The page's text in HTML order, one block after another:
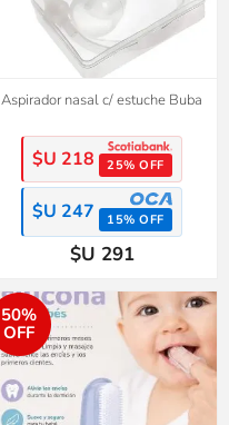
Aspirador nasal c/ estuche Buba
$U 218 25% OFF
$U 247 15% OFF
$U 291
50%
OFF